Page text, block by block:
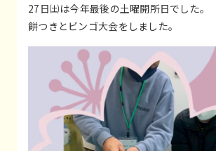
27日㈯は今年最後の土曜開所日でした。
餅つきとビンゴ大会をしました。